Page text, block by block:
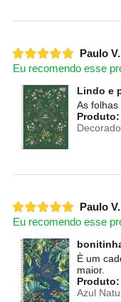
Paulo V.
Eu recomendo esse
Lindo e
As folhas
Produto:
Paulo V.
Eu recomendo esse
È um
maior.
Produto:
Azul